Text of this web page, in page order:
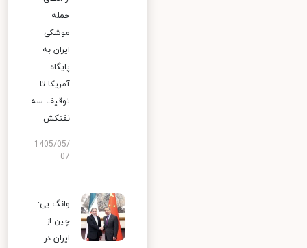
حمله
موشکی
ایران به
پایگاه
آمریکا تا
توقیف سه
نفتکش
1405/05/
07
وانگ یی:
چین از
ایران در